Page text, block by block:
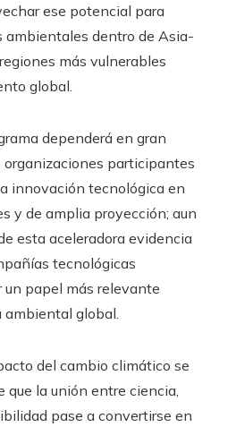
ese potencial para
ambientales dentro de Asia-
más vulnerables
global.
dependerá en gran
organizaciones participantes
innovación tecnológica en
y de amplia proyección; aun
esta aceleradora evidencia
tecnológicas
un papel más relevante
global.
del cambio climático se
que la unión entre ciencia,
pase a convertirse en